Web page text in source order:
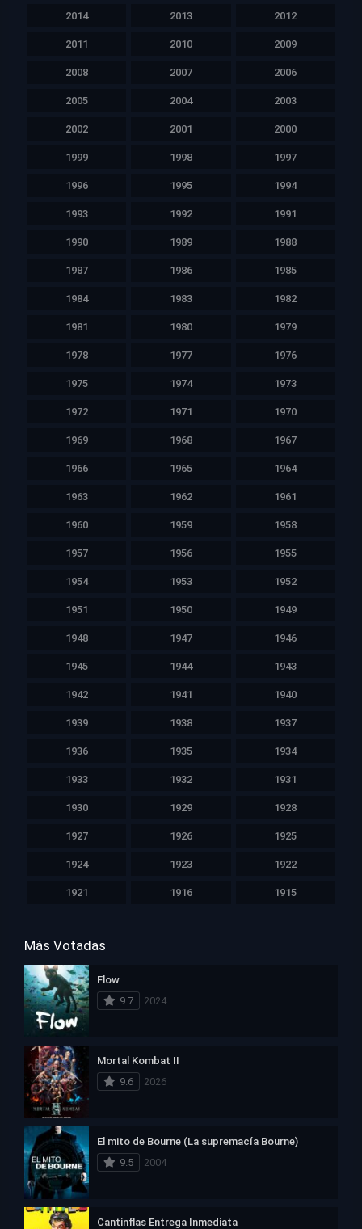
2014 2013 2012
2011 2010 2009
2008 2007 2006
2005 2004 2003
2002 2001 2000
1999 1998 1997
1996 1995 1994
1993 1992 1991
1990 1989 1988
1987 1986 1985
1984 1983 1982
1981 1980 1979
1978 1977 1976
1975 1974 1973
1972 1971 1970
1969 1968 1967
1966 1965 1964
1963 1962 1961
1960 1959 1958
1957 1956 1955
1954 1953 1952
1951 1950 1949
1948 1947 1946
1945 1944 1943
1942 1941 1940
1939 1938 1937
1936 1935 1934
1933 1932 1931
1930 1929 1928
1927 1926 1925
1924 1923 1922
1921 1916 1915
Más Votadas
Flow
9.7
2024
Mortal Kombat II
9.6
2026
El mito de Bourne (La supremacía Bourne)
9.5
2004
Cantinflas Entrega Inmediata